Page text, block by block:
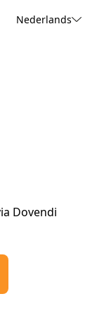
Nederlands
Dovendi